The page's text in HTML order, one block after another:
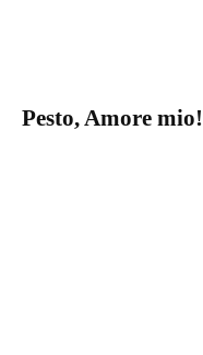
Pesto, Amore mio!